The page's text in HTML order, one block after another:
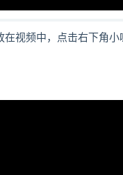
视频中，点击右下角